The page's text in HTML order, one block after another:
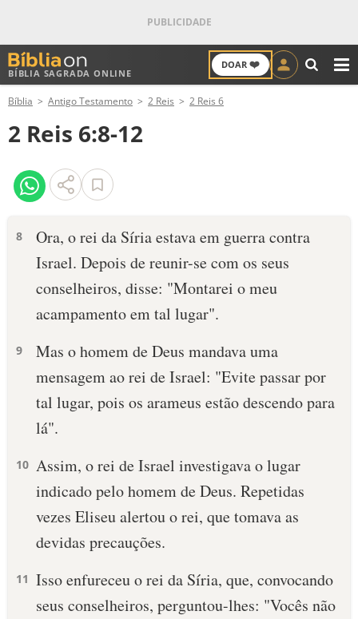
BÍBLIA SAGRADA ONLINE
DOAR ❤️
ANTIGO TESTAMENTO
NOVO TESTAMENTO
VERSÍCULOS
PALAVRA DO DIA
DEVOCIONAL DIÁRIO
10 MANDAMENTOS
ESTUDOS BÍBLICOS
ESBOÇOS DE PREGAÇÃO
PERGUNTE À BÍBLIA IA
Bíblia Antigo Testamento 2 Reis 2 Reis 6
2 Reis 6:8-12
8
Ora, o rei da Síria estava em guerra contra
Israel. Depois de reunir-se com os seus
conselheiros, disse: "Montarei o meu
acampamento em tal lugar".
9
Mas o homem de Deus mandava uma
mensagem ao rei de Israel: "Evite passar por
tal lugar, pois os arameus estão descendo para
lá".
10 Assim, o rei de Israel investigava o lugar
indicado pelo homem de Deus. Repetidas
vezes Eliseu alertou o rei, que tomava as
devidas precauções.
11 Isso enfureceu o rei da Síria, que, convocando
seus conselheiros, perguntou-lhes: "Vocês não